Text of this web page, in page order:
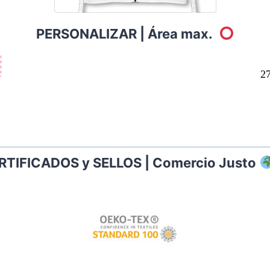
PERSONALIZAR | Área max.
y SELLOS | Comercio Justo